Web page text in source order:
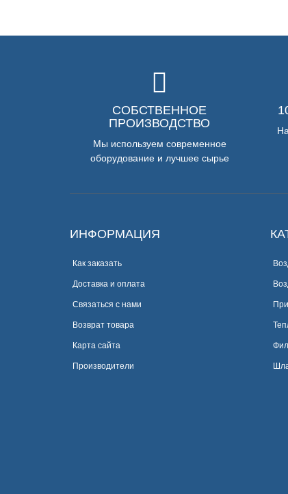
СОБСТВЕННОЕ
ПРОИЗВОДСТВО
Мы используем современное
оборудование и лучшее сырье
ИНФОРМАЦИЯ
Как заказать
Доставка и оплата
Связаться с нами
Возврат товара
Карта сайта
Производители